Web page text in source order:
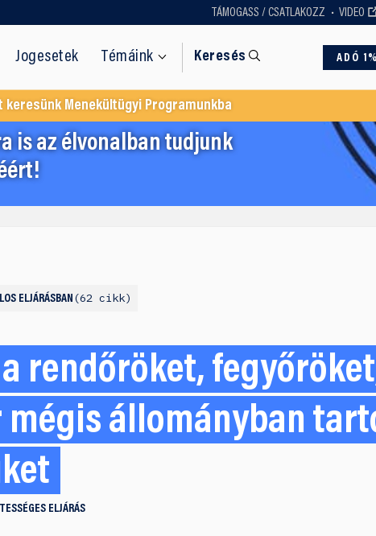
TÁMOGASS / CSATLAKOZZ VIDEO
Jogesetek Témáink Keresés ADÓ 1%
keresünk Menekültügyi Programunkba
is az élvonalban tudjunk
ELJÁRÁSBAN 62 cikk
rendőröket,
mégis állományban
ELJÁRÁS